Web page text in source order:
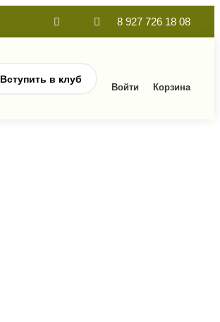
8 927 726 18 08
Вступить в клуб
Войти Корзина